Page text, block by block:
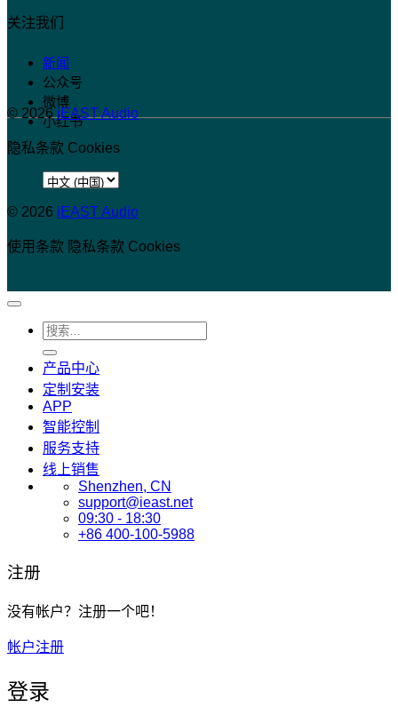
关注我们
新闻
公众号
微博
小红书
© 2026iEAST Audio
隐私条款 Cookies
选
择
言
© 2026 iEAST Audio
使用条款 隐私条款 Cookies
搜
索：
产品中心
定制安装
APP
智能控制
服务支持
线上销售
Shenzhen, CN
support@ieast.net
09:30 - 18:30
+86 400-100-5988
注册
没有帐户？注册一个吧！
帐户注册
登录